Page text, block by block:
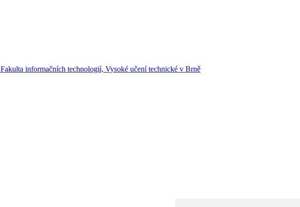
Fakulta informačních technologií, Vysoké učení technické v Brně